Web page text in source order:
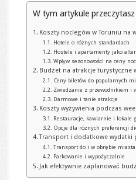
W tym artykule przeczytasz
Koszty noclegów w Toruniu na
Hotele o różnych standardach
Hostele i apartamenty jako
Wpływ sezonowości na ceny
Budżet na atrakcje turystyczne
Ceny biletów do popularnych
Zwiedzanie z przewodnikiem i
Darmowe i tanie atrakcje
Koszty wyżywienia podczas
Restauracje, kawiarnie i lokale
Opcje dla różnych preferencji
Transport i dodatkowe wydatki
Transport do i w obrębie miasta
Parkowanie i wypożyczalnie
Jak efektywnie zaplanować